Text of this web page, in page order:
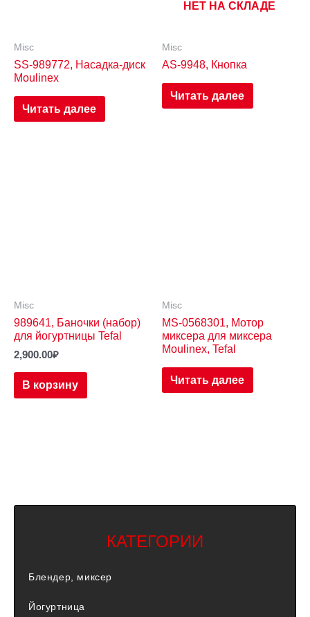
Misc
SS-989772, Насадка-диск
Moulinex
Читать далее
НЕТ НА СКЛАДЕ
Misc
AS-9948, Кнопка
Читать далее
Misc
989641, Баночки (набор)
для йогуртницы Tefal
2,900.00₽
В корзину
Misc
MS-0568301, Мотор
миксера для миксера
Moulinex, Tefal
Читать далее
КАТЕГОРИИ
Блендер, миксер
Йогуртница